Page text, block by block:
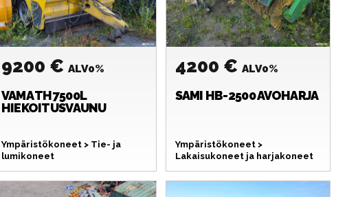
9200 € ALV0%
VAMATH7500L
HIEKOITUSVAUNU
Ympäristökoneet > Tie- ja
lumikoneet
4200 € ALV0%
SAMI HB-2500 AVOHARJA
Ympäristökoneet >
Lakaisukoneet ja harjakoneet